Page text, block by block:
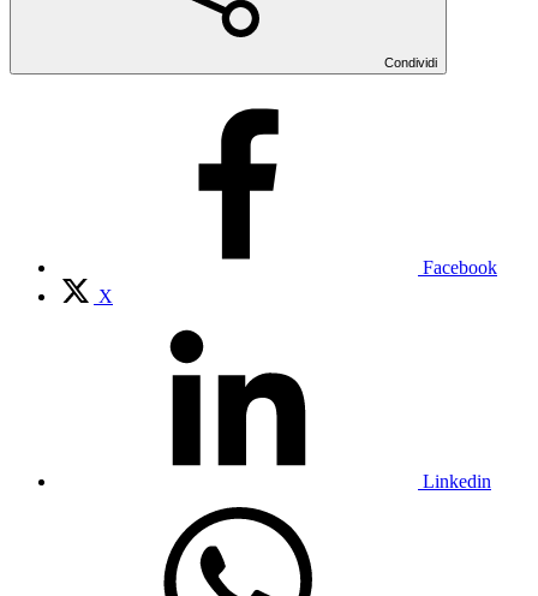
Condividi
Facebook
X
Linkedin